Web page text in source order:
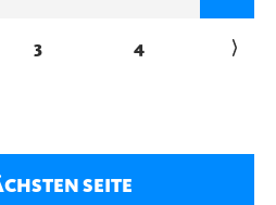
3 4 →
SEITE